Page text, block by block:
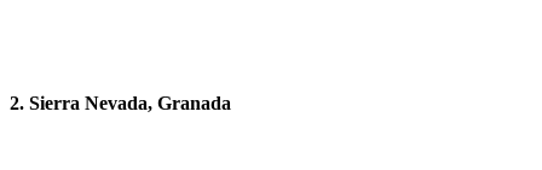
2. Sierra Nevada, Granada